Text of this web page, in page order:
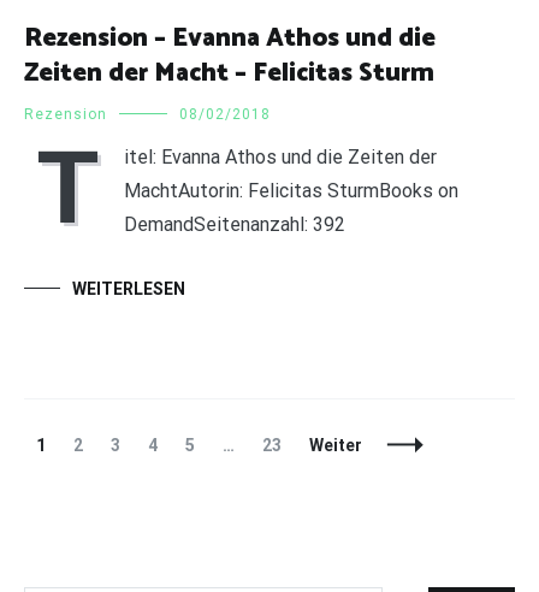
Rezension – Evanna Athos und die
Zeiten der Macht – Felicitas Sturm
Rezension 08/02/2018
T
itel: Evanna Athos und die Zeiten der
MachtAutorin: Felicitas SturmBooks on
DemandSeitenanzahl: 392
WEITERLESEN
Beitragsnavigation
Seite
1 Seite
2 Seite
3 Seite
4 Seite
5 … Seite
23 Weiter